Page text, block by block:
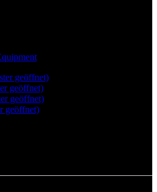
geöffnet)
geöffnet)
geöffnet)
geöffnet)